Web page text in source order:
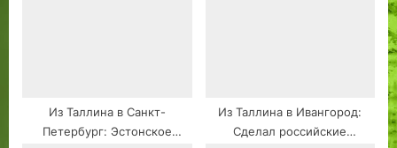
Из Таллина в Санкт-
Петербург: Эстонское
Из Таллина в Ивангород:
Сделал российские